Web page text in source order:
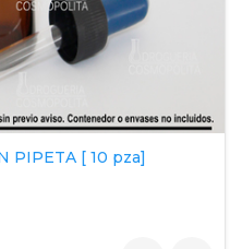
PIPETA [ 10 pza]